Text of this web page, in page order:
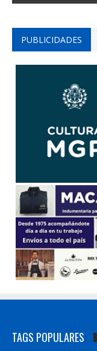
PUBLICIDADES
TAGS POPULARES